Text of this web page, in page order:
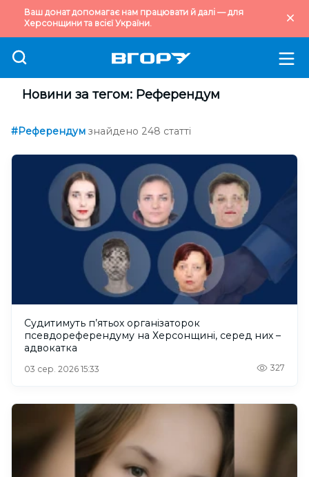
Ваш донат допомагає нам працювати й далі — для
Херсонщини та всієї України.
Новини за тегом: Референдум
#Референдум знайдено 248 статті
Судитимуть п’ятьох організаторок
псевдореферендуму на Херсонщині, серед них –
адвокатка
03 сер. 2026 15:33 327